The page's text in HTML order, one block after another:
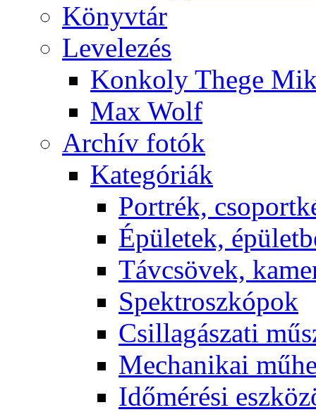
Könyv­tár
Le­ve­le­zés
Kon­koly The­ge
Max Wolf
Ar­chív fo­tók
Ka­te­gó­ri­ák
Port­rék,
Épü­le­tek,
Táv­csö­vek,
Spekt­rosz­kó­pok
Csil­la­gá­sza­ti
Me­cha­ni­kai
Idő­mé­ré­si